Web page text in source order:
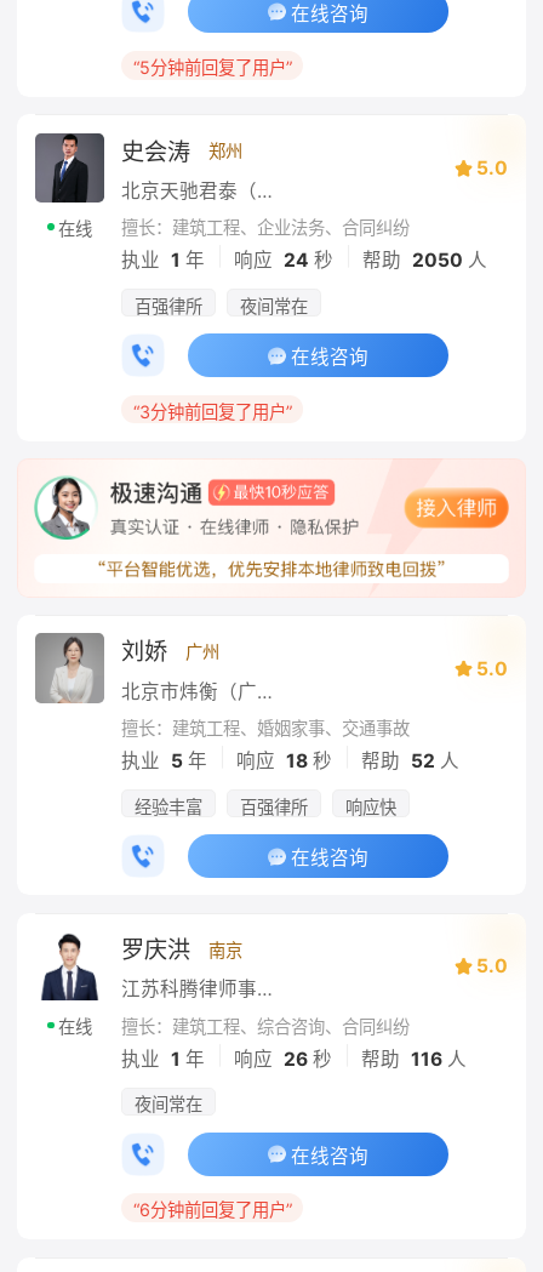
在线咨询
“5分钟前回复了用户”
在线
史会涛 郑州
北京天驰君泰（郑州）律师事务所
5.0
擅长：建筑工程、企业法务、合同纠纷
执业 1 年 响应 24 秒 帮助 2050 人
百强律所 夜间常在
在线咨询
“3分钟前回复了用户”
刘娇 广州
北京市炜衡（广州）律师事务所
5.0
擅长：建筑工程、婚姻家事、交通事故
执业 5 年 响应 18秒 帮助 52 人
经验丰富 百强律所 响应快
在线咨询
在线
罗庆洪 南京
江苏科腾律师事务所
5.0
擅长：建筑工程、综合咨询、合同纠纷
执业 1 年 响应 26秒 帮助 116人
夜间常在
在线咨询
“6分钟前回复了用户”